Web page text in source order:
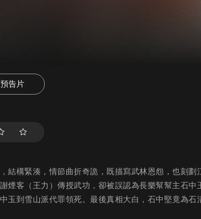
告片
結構緊湊，情節曲折奇詭，既描寫武林恩怨，也刻劃
煙客（王力）傳授武功，卻被誤認為長樂幫幫主石中
玉到雪山派代罪領死。最後真相大白，石中堅竟為石